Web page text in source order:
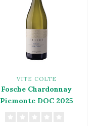
VITE COLTE
Fosche Chardonnay
Piemonte DOC 2025